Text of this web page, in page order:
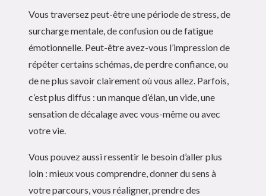
Vous traversez peut-être une période de stress, de
surcharge mentale, de confusion ou de fatigue
émotionnelle. Peut-être avez-vous l’impression de
répéter certains schémas, de perdre confiance, ou
de ne plus savoir clairement où vous allez. Parfois,
c’est plus diffus : un manque d’élan, un vide, une
sensation de décalage avec vous-même ou avec
votre vie.
Vous pouvez aussi ressentir le besoin d’aller plus
loin : mieux vous comprendre, donner du sens à
votre parcours, vous réaligner, prendre des